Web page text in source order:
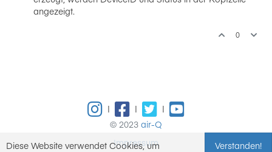
angezeigt.
0
| |
|
© 2023 air-Q
Impressum
Verstanden!
Diese Website verwendet Cookies, um